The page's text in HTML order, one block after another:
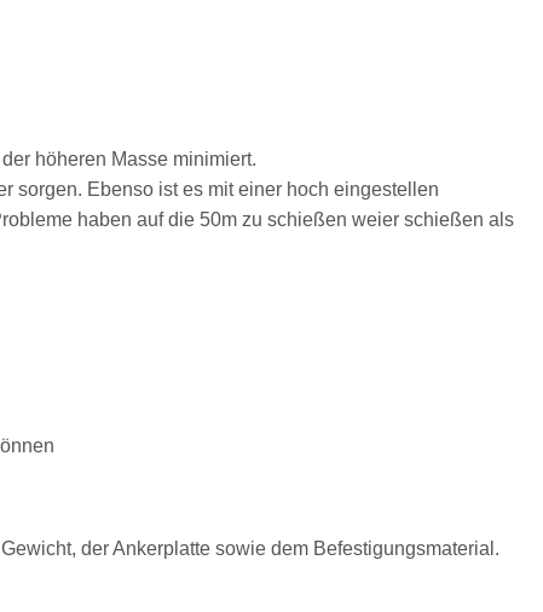
höheren Masse minimiert.
sorgen. Ebenso ist es mit einer hoch eingestellen
haben auf die 50m zu schießen weier schießen als
der Ankerplatte sowie dem Befestigungsmaterial.